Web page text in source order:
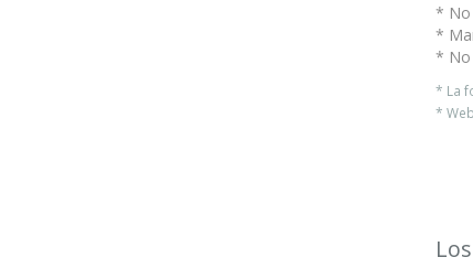
* No
*
* No
* La
*